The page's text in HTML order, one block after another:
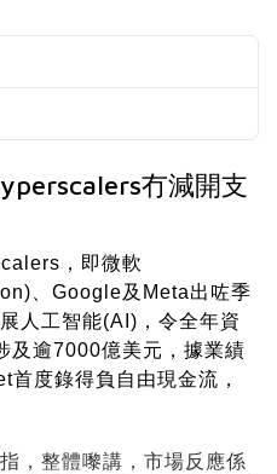
冇減開支
，即微軟
、Google及Meta出咗季
人工智能(AI)，令全年資
及逾7000億美元，據業績
度錄得負自由現金流，
，整體嚟講，市場反應係